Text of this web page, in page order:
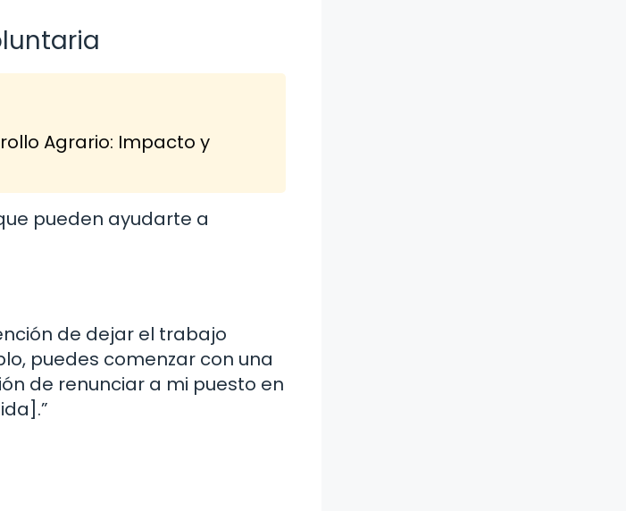
Agrario: Impacto y
pueden ayudarte a
de dejar el trabajo
puedes comenzar con una
de renunciar a mi puesto en